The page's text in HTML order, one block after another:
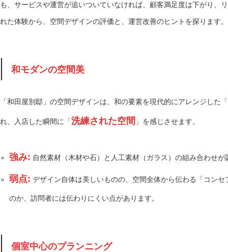
も、サービスや運営が追いついていなければ、顧客満足度は下がり、
れた体験から、空間デザインの評価と、運営改善のヒントを探ります。
和モダンの空間美
「和田屋別邸」の空間デザインは、和の要素を現代的にアレンジし
れ、入店した瞬間に「洗練された空間 」を感じさせます。
強み: 自然素材（木材や石）と人工素材（ガラス）の組み合わせ
弱点: デザイン自体は美しいものの、空間全体から伝わる「コン
のか、訪問者には伝わりにくい点があります。
個室中心のプランニング